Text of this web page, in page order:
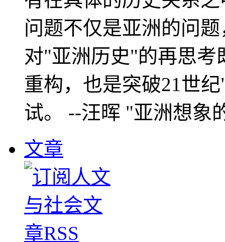
问题不仅是亚洲的问
对"亚洲历史"的再思考
重构，也是突破21世
试。 --汪晖 "亚洲想象
文章